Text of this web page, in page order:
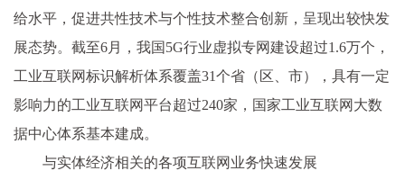
给水平，促进共性技术与个性技术整合创新，呈现出较快发
展态势。截至6月，我国5G行业虚拟专网建设超过1.6万个，
工业互联网标识解析体系覆盖31个省（区、市），具有一定
影响力的工业互联网平台超过240家，国家工业互联网大数
据中心体系基本建成。
与实体经济相关的各项互联网业务快速发展